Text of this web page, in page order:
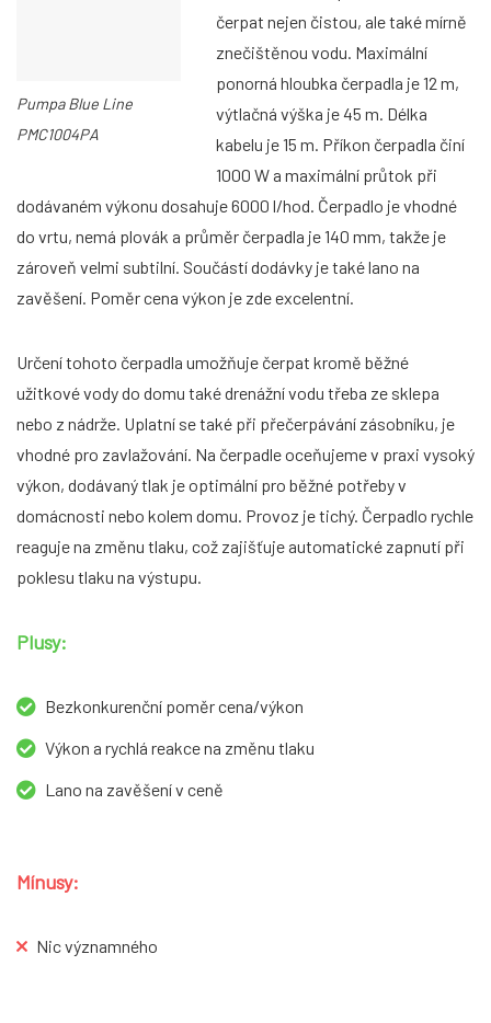
Pumpa Blue Line
PMC1004PA
čerpat nejen čistou, ale také mírně
znečištěnou vodu. Maximální
ponorná hloubka čerpadla je 12 m,
výtlačná výška je 45 m. Délka
kabelu je 15 m. Příkon čerpadla činí
1000 W a maximální průtok při
dodávaném výkonu dosahuje 6000 l/hod. Čerpadlo je vhodné
do vrtu, nemá plovák a průměr čerpadla je 140 mm, takže je
zároveň velmi subtilní. Součástí dodávky je také lano na
zavěšení. Poměr cena výkon je zde excelentní.
Určení tohoto čerpadla umožňuje čerpat kromě běžné
užitkové vody do domu také drenážní vodu třeba ze sklepa
nebo z nádrže. Uplatní se také při přečerpávání zásobníku, je
vhodné pro zavlažování. Na čerpadle oceňujeme v praxi vysoký
výkon, dodávaný tlak je optimální pro běžné potřeby v
domácnosti nebo kolem domu. Provoz je tichý. Čerpadlo rychle
reaguje na změnu tlaku, což zajišťuje automatické zapnutí při
poklesu tlaku na výstupu.
Plusy:
Bezkonkurenční poměr cena/výkon
Výkon a rychlá reakce na změnu tlaku
Lano na zavěšení v ceně
Mínusy:
Nic významného